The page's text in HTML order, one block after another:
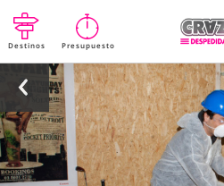
Destinos Presupuesto